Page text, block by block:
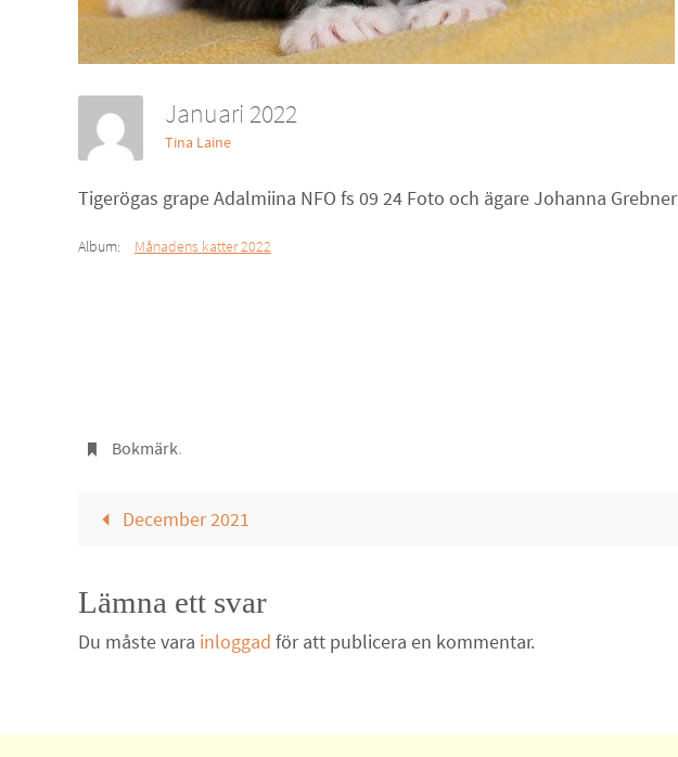
Januari 2022
Tina Laine
Tigerögas grape Adalmiina NFO fs 09 24 Foto och ägare Johanna Grebner
Album: Månadens katter 2022
Bokmärk.
December 2021
Lämna ett svar
Du måste vara inloggad för att publicera en kommentar.